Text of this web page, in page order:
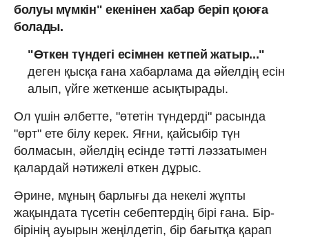
болуы мүмкін" екенінен хабар беріп қоюға
болады.
"Өткен түндегі есімнен кетпей жатыр..."
деген қысқа ғана хабарлама да әйелдің есін
алып, үйге жеткенше асықтырады.
Ол үшін әлбетте, "өтетін түндерді" расында
"өрт" ете білу керек. Яғни, қайсыбір түн
болмасын, әйелдің есінде тәтті ләззатымен
қалардай нәтижелі өткен дұрыс.
Әрине, мұның барлығы да некелі жұпты
жақындата түсетін себептердің бірі ғана. Бір-
бірінің ауырын жеңілдетіп, бір бағытқа қарап